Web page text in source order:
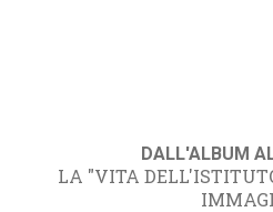
DALL'ALBUM
LA "VITA